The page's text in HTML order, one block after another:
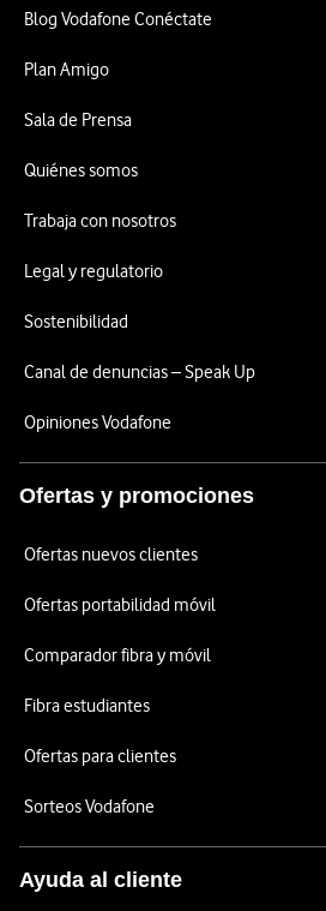
Blog Vodafone Conéctate
Plan Amigo
Sala de Prensa
Quiénes somos
Trabaja con nosotros
Legal y regulatorio
Sostenibilidad
Canal de denuncias – Speak Up
Opiniones Vodafone
Ofertas y promociones
Ofertas nuevos clientes
Ofertas portabilidad móvil
Comparador fibra y móvil
Fibra estudiantes
Ofertas para clientes
Sorteos Vodafone
Ayuda al cliente